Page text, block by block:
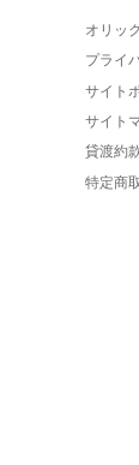
オリッ
プライ
サイト
サイト
貸渡約
特定商